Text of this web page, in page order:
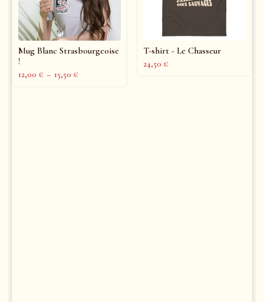
Mug Blanc Strasbourgeoise
!
12,00 € – 15,50 €
T-shirt - Le Chasseur
24,50 €